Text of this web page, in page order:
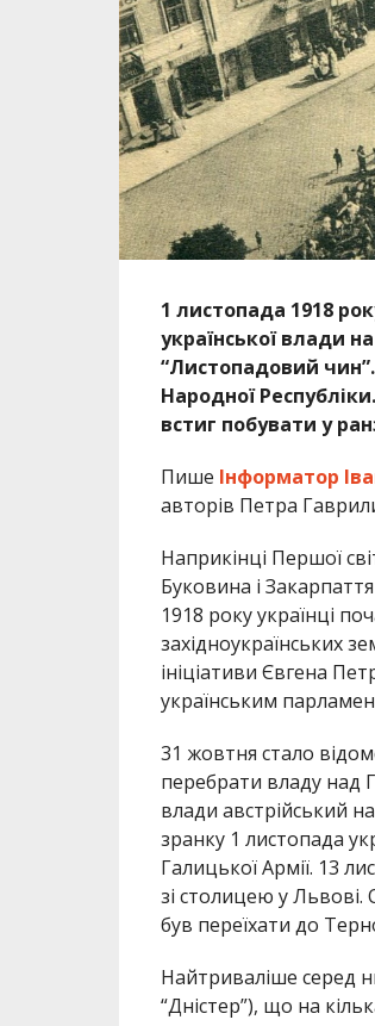
1 листопада 1918
української влади
“Листопадовий
Народної
встиг побувати у
Пише Інформатор
авторів Петра
Наприкінці Першої
Буковина і
1918 року українці
західноукраїнських
ініціативи Євгена
українським
31 жовтня стало
перебрати владу над
влади австрійський
зранку 1 листопада
Галицької Армії. 13
зі столицею у
був переїхати до
Найтриваліше серед
“Дністер”), що на